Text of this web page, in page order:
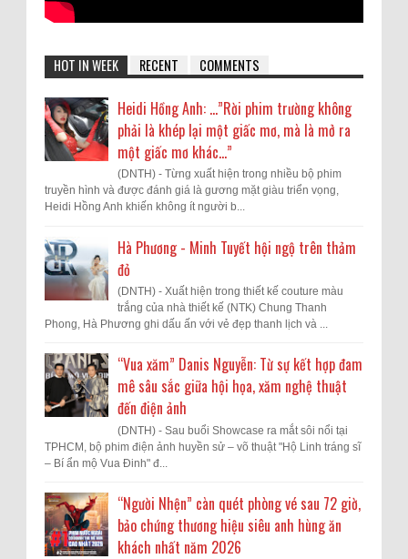
HOT IN WEEK RECENT COMMENTS
Heidi Hồng Anh: …”Rời phim trường không
phải là khép lại một giấc mơ, mà là mở ra
một giấc mơ khác...”
(DNTH) - Từng xuất hiện trong nhiều bộ phim
truyền hình và được đánh giá là gương mặt giàu triển vọng,
Heidi Hồng Anh khiến không ít người b...
Hà Phương - Minh Tuyết hội ngộ trên thảm
đỏ
(DNTH) - Xuất hiện trong thiết kế couture màu
trắng của nhà thiết kế (NTK) Chung Thanh
Phong, Hà Phương ghi dấu ấn với vẻ đẹp thanh lịch và ...
“Vua xăm” Danis Nguyễn: Từ sự kết hợp đam
mê sâu sắc giữa hội họa, xăm nghệ thuật
đến điện ảnh
(DNTH) - Sau buổi Showcase ra mắt sôi nổi tại
TPHCM, bộ phim điện ảnh huyền sử – võ thuật "Hộ Linh tráng sĩ
– Bí ẩn mộ Vua Đinh" đ...
“Người Nhện” càn quét phòng vé sau 72 giờ,
bảo chứng thương hiệu siêu anh hùng ăn
khách nhất năm 2026